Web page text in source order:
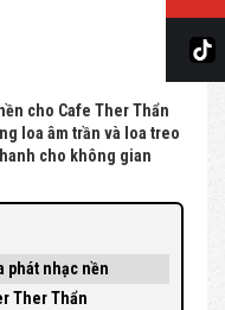
cho Cafe Ther Thẩn
loa âm trần và loa treo
cho không gian
phát nhạc nền
Ther Thẩn